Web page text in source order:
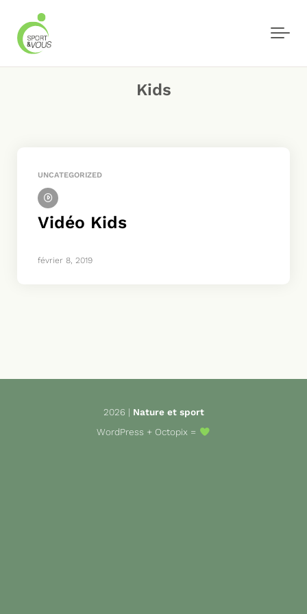
Kids
UNCATEGORIZED
Vidéo Kids
février 8, 2019
2026 | Nature et sport
WordPress + Octopix =